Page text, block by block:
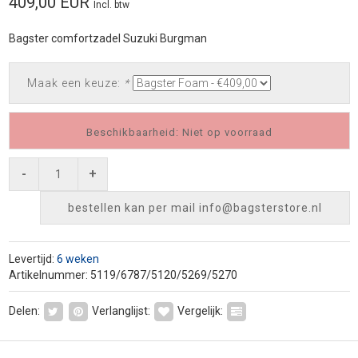
Incl. btw
Bagster comfortzadel Suzuki Burgman
Maak een keuze: *
Beschikbaarheid: Niet op voorraad
- +
bestellen kan per mail info@bagsterstore.nl
Levertijd: 6 weken
Artikelnummer: 5119/6787/5120/5269/5270
Delen: Verlanglijst: Vergelijk: